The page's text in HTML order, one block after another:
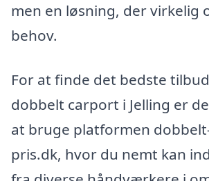
men en løsning, der virkelig
behov.
For at finde det bedste
dobbelt carport i Jelling er
at bruge platformen
pris.dk, hvor du nemt kan